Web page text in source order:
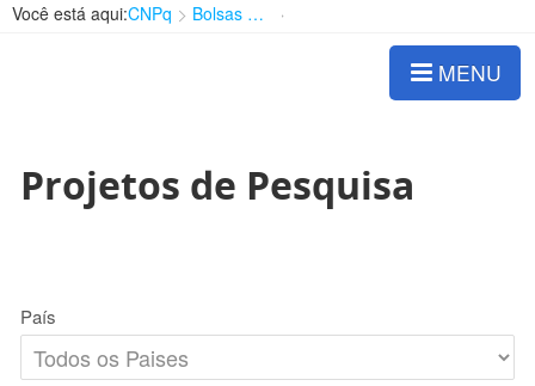
Você está aqui:CNPq Bolsas e Auxílios Vigentes
MENU
Projetos de Pesquisa
País